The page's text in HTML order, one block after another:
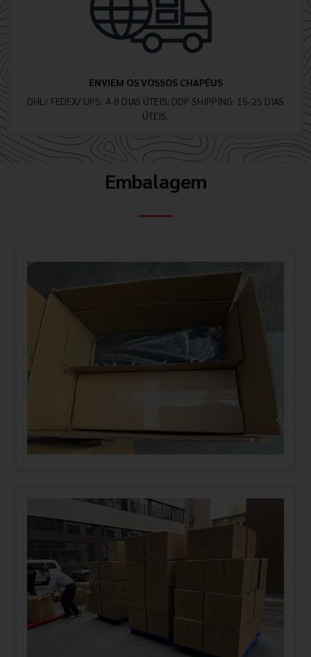
ENVIEM OS VOSSOS CHAPÉUS
DHL/ FEDEX/ UPS: 4-8 DIAS ÚTEIS; DDP SHIPPING: 15-25 DIAS
ÚTEIS.
Embalagem